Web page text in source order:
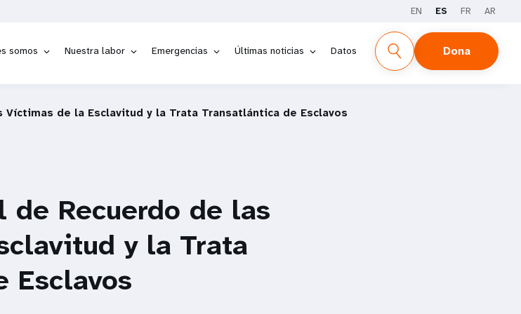
EN ES FR AR
somos Nuestra labor Emergencias Últimas noticias Datos Dona
de la Esclavitud y la Trata Transatlántica de Esclavos
Recuerdo de las
y la Trata
Esclavos